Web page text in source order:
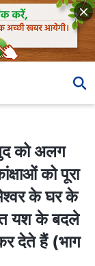
को अलग
को पूरा
के घर के
यश के बदले
देते हैं (भाग